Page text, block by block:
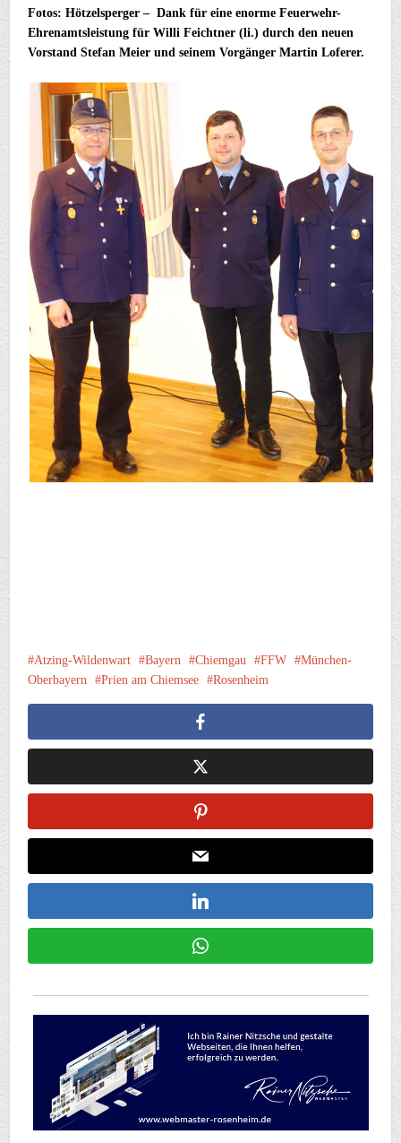
Fotos: Hötzelsperger – Dank für eine enorme Feuerwehr-
Ehrenamtsleistung für Willi Feichtner (li.) durch den neuen
Vorstand Stefan Meier und seinem Vorgänger Martin Loferer.
Atzing-Wildenwart Bayern Chiemgau FFW
München-
Oberbayern
Prien am Chiemsee Rosenheim